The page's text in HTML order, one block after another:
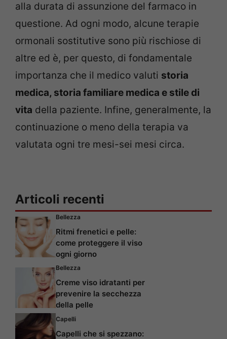
alla durata di assunzione del farmaco in
questione. Ad ogni modo, alcune terapie
ormonali sostitutive sono più rischiose di
altre ed è, per questo, di fondamentale
importanza che il medico valuti storia
medica, storia familiare medica e stile di
vita della paziente. Infine, generalmente, la
continuazione o meno della terapia va
valutata ogni tre mesi-sei mesi circa.
Articoli recenti
Bellezza
Ritmi frenetici e pelle:
come proteggere il viso
ogni giorno
Bellezza
Creme viso idratanti per
prevenire la secchezza
della pelle
Capelli
Capelli che si spezzano: